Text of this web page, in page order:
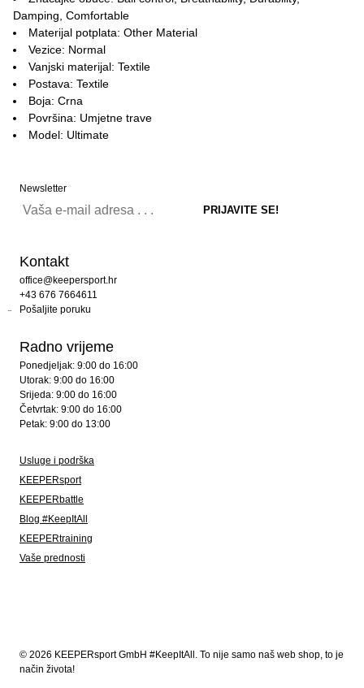
Damping, Comfortable
Materijal potplata: Other Material
Vezice: Normal
Vanjski materijal: Textile
Postava: Textile
Boja: Crna
Površina: Umjetne trave
Model: Ultimate
Newsletter
Kontakt
office@keepersport.hr
+43 676 7664611
Pošaljite poruku
Radno vrijeme
Ponedjeljak: 9:00 do 16:00
Utorak: 9:00 do 16:00
Srijeda: 9:00 do 16:00
Četvrtak: 9:00 do 16:00
Petak: 9:00 do 13:00
Usluge i podrška
KEEPERsport
KEEPERbattle
Blog #KeepItAll
KEEPERtraining
Vaše prednosti
© 2026 KEEPERsport GmbH #KeepItAll. To nije samo naš web shop, to je
način života!